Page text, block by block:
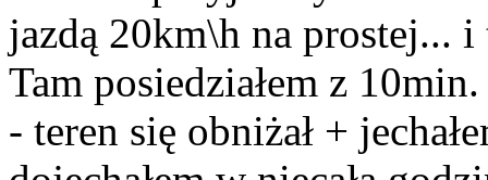
jazdą 20km\h na prostej...
Tam posiedziałem z
- teren się obniżał +